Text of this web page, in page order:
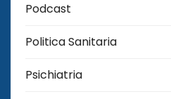
Podcast
Politica Sanitaria
Psichiatria